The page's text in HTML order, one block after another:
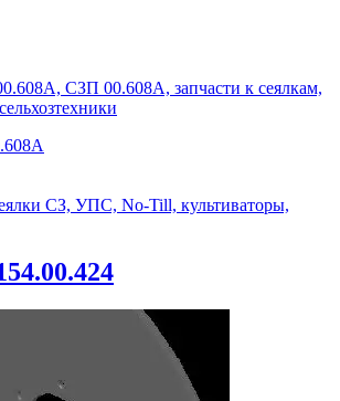
СЗП 00.608А, запчасти к сеялкам,
СЗ, УПС, No-Till, культиваторы,